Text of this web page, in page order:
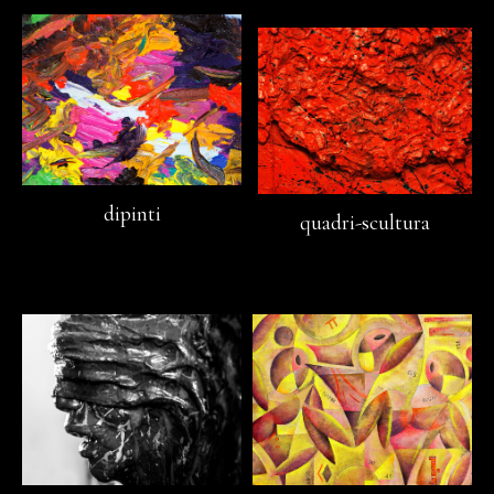
dipinti quadri-scultura